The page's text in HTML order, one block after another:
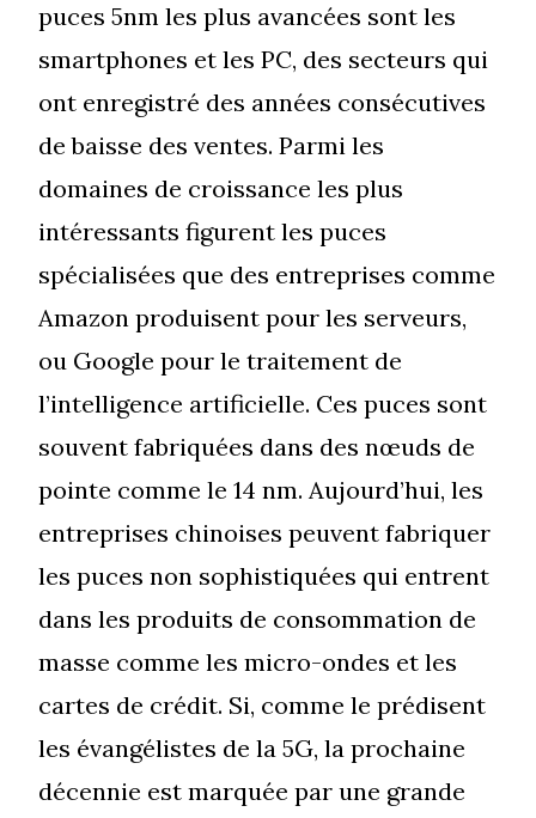
puces 5nm les plus avancées sont les
smartphones et les PC, des secteurs qui
ont enregistré des années consécutives
de baisse des ventes. Parmi les
domaines de croissance les plus
intéressants figurent les puces
spécialisées que des entreprises comme
Amazon produisent pour les serveurs,
ou Google pour le traitement de
l’intelligence artificielle. Ces puces sont
souvent fabriquées dans des nœuds de
pointe comme le 14 nm. Aujourd’hui, les
entreprises chinoises peuvent fabriquer
les puces non sophistiquées qui entrent
dans les produits de consommation de
masse comme les micro-ondes et les
cartes de crédit. Si, comme le prédisent
les évangélistes de la 5G, la prochaine
décennie est marquée par une grande